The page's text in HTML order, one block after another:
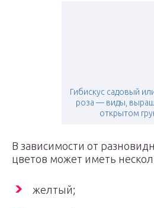
Гибискус садовый
роза — виды,
открытом
В зависимости от
цветов может иметь
желтый;